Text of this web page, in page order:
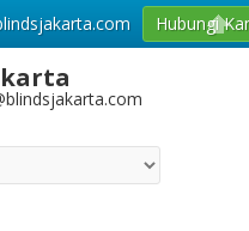
Hubungi